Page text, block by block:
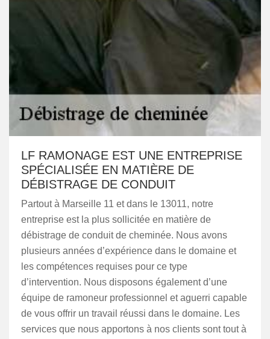
LF RAMONAGE EST UNE ENTREPRISE
SPÉCIALISÉE EN MATIÈRE DE
DÉBISTRAGE DE CONDUIT
Partout à Marseille 11 et dans le 13011, notre
entreprise est la plus sollicitée en matière de
débistrage de conduit de cheminée. Nous avons
plusieurs années d’expérience dans le domaine et
les compétences requises pour ce type
d’intervention. Nous disposons également d’une
équipe de ramoneur professionnel et aguerri capable
de vous offrir un travail réussi dans le domaine. Les
services que nous apportons à nos clients sont tout à